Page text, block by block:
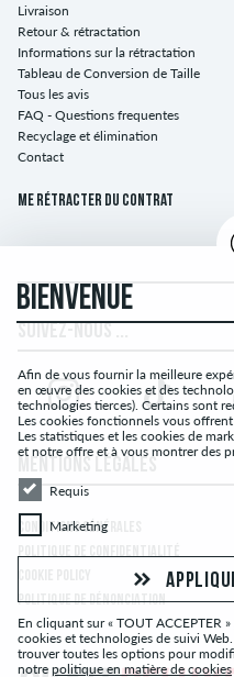
Livraison
Retour & rétractation
Informations sur la rétractation
Tableau de Conversion de Taille
Tous les avis
FAQ - Questions frequentes
Recyclage et élimination
Contact
Me rétracter du contrat
CONDITIONS GÉNÉRALES
POLITIQUE DE DÉNONCIATION
BIENVENUE
Afin de vous fournir la meilleure
en œuvre des cookies et des
technologies tierces). Certains sont
Les cookies fonctionnels vous
Les statistiques et les cookies de
et notre offre et à vous montrer des
RequisRequis
MarketingMarketing
En cliquant sur « TOUT ACCEPTER
cookies et technologies de suivi
trouver toutes les options pour
notre politique en matière de cookies